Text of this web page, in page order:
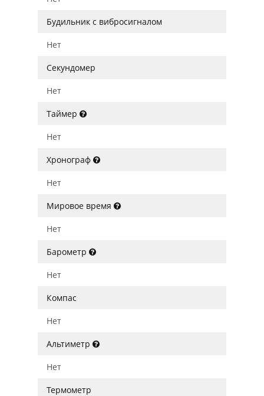
Будильник с вибросигналом
Нет
Секундомер
Нет
Таймер
Нет
Хронограф
Нет
Мировое время
Нет
Барометр
Нет
Компас
Нет
Альтиметр
Нет
Термометр